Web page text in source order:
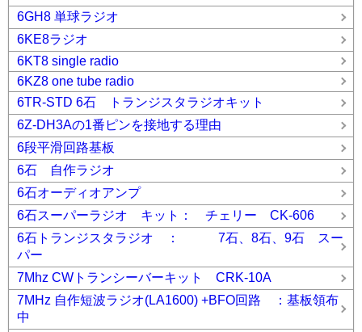
6GH8 単球ラジオ
6KE8ラジオ
6KT8 single radio
6KZ8 one tube radio
6TR-STD 6石 トランジスタラジオキット
6Z-DH3Aの1番ピンを接地する理由
6段平滑回路基板
6石 自作ラジオ
6石オーディオアンプ
6石スーパーラジオ キット： チェリー CK-606
6石トランジスタラジオ ： 7石、8石、9石 スー
パー
7Mhz CWトランシーバーキット CRK-10A
7MHz 自作短波ラジオ(LA1600) +BFO回路 ：基板領布
中